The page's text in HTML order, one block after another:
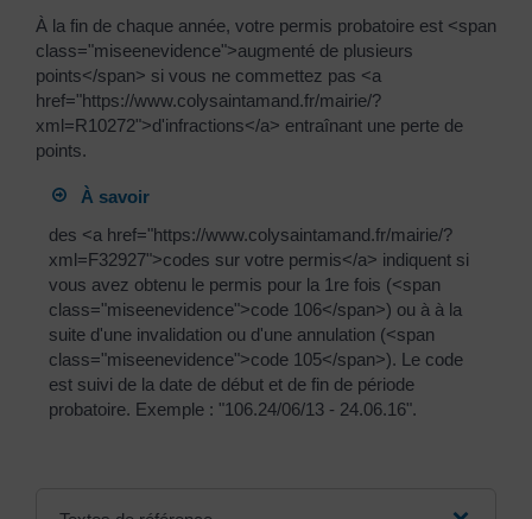
À la fin de chaque année, votre permis probatoire est <span
class="miseenevidence">augmenté de plusieurs
points</span> si vous ne commettez pas <a
href="https://www.colysaintamand.fr/mairie/?
xml=R10272">d'infractions</a> entraînant une perte de
points.
À savoir
des <a href="https://www.colysaintamand.fr/mairie/?
xml=F32927">codes sur votre permis</a> indiquent si
vous avez obtenu le permis pour la 1re fois (<span
class="miseenevidence">code 106</span>) ou à à la
suite d'une invalidation ou d'une annulation (<span
class="miseenevidence">code 105</span>). Le code
est suivi de la date de début et de fin de période
probatoire. Exemple : "106.24/06/13 - 24.06.16".